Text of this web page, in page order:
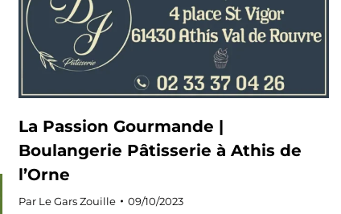
La Passion Gourmande |
Boulangerie Pâtisserie à Athis de
l’Orne
Par Le Gars Zouille 09/10/2023